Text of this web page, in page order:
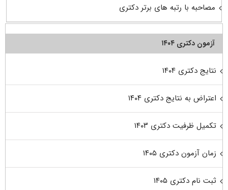
مصاحبه با رتبه های برتر دکتری
آزمون دکتری ۱۴۰۴
نتایج دکتری ۱۴۰۴
اعتراض به نتایج دکتری ۱۴۰۴
تکمیل ظرفیت دکتری ۱۴۰۳
زمان آزمون دکتری ۱۴۰۵
ثبت نام دکتری ۱۴۰۵